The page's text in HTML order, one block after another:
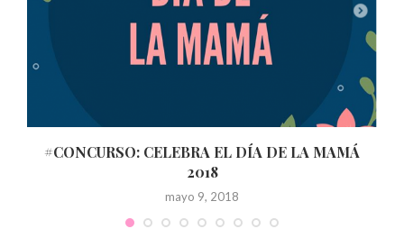
#CONCURSO: CELEBRA EL DÍA DE LA MAMÁ
2018
mayo 9, 2018